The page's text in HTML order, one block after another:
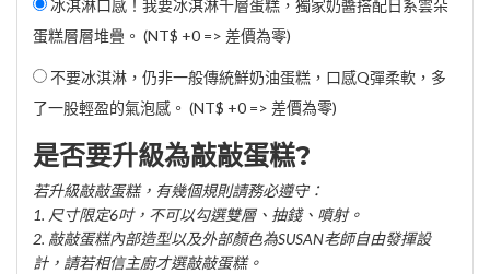
冰淇淋口感！我要冰淇淋千層蛋糕，獨家奶醬搭配日系雲朵
蛋糕層層堆疊。 (NT$ +0 => 差價為零)
不要冰淇淋，仍非一般傳統鮮奶油蛋糕，口感Q彈柔軟，多
了一股輕盈的氣泡感。 (NT$ +0 => 差價為零)
是否要升級為敲敲蛋糕?
若升級敲敲蛋糕，有幾個規則請務必遵守：
1. 尺寸限定6吋，不可以勾選雙層、抽錢、噴射。
2. 敲敲蛋糕內部造型以及外部顏色為SUSAN老師自由發揮設
計，請若相信主廚才選敲敲蛋糕。